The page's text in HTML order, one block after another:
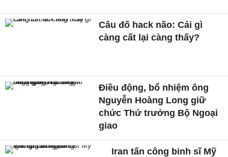
Câu đố hack não: Cái gì
càng cất lại càng thấy?
Điều động, bổ nhiệm ông
Nguyễn Hoàng Long giữ
chức Thứ trưởng Bộ Ngoại
giao
Iran tấn công binh sĩ Mỹ